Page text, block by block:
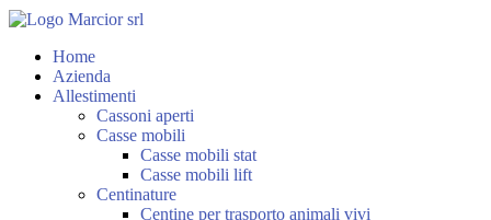
Home
Azienda
Allestimenti
Cassoni aperti
Casse mobili
Casse mobili stat
Casse mobili lift
Centinature
Centine per trasporto animali vivi